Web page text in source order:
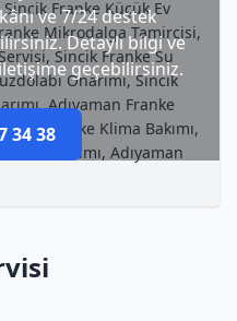
ve 7/24 destek
Detaylı bilgi ve
geçebilirsiniz.
34 38
Franke Küçük Ev
Mikrodalga Tamircisi,
Sincik Franke Su
Onarımı, Sincik
Adıyaman Franke
Franke Klima Bakımı,
Bakımı, Adıyaman